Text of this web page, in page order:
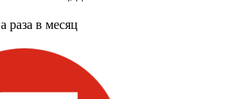
в месяц